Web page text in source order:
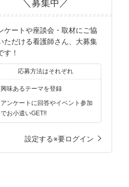
＼募集中／
ケートや座談会・取材にご協
ただける看護師さん、大募集
す！
応募方法はそれぞれ
興味あるテーマを登録
アンケートに回答やイベント参加
でお小遣いGET!!
設定する※要ログイン